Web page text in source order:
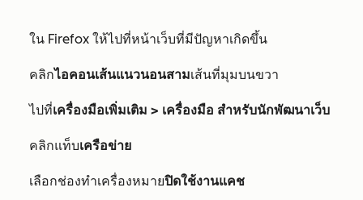
ใน Firefox ให้ไปที่หน้าเว็บที่มีปัญหาเกิดขึ้น
คลิกไอคอนเส้นแนวนอนสามเส้นที่มุมบนขวา
ไปที่เครื่องมือเพิ่มเติม > เครื่องมือ สำหรับนักพัฒนาเว็บ
คลิกแท็บเครือข่าย
เลือกช่องทำเครื่องหมายปิดใช้งานแคช